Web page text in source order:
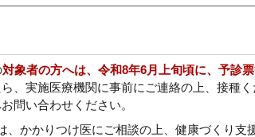
対象者の方へは、令和8年6月上旬頃に、予診
、実施医療機関に事前にご連絡の上、接種
問い合わせください。
、かかりつけ医にご相談の上、健康づくり支